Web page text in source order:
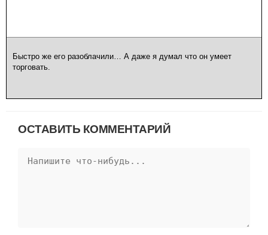
Быстро же его разоблачили… А даже я думал что он умеет
торговать.
ОСТАВИТЬ КОММЕНТАРИЙ